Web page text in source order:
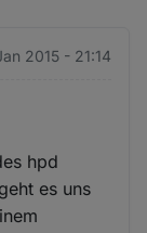
2015 - 21:14
hpd
es uns